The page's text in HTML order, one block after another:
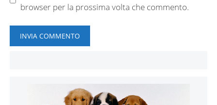
browser per la prossima volta che commento.